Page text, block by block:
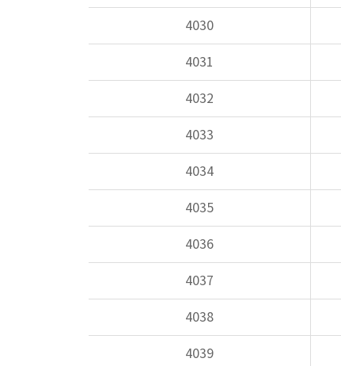
4030
4031
4032
4033
4034
4035
4036
4037
4038
4039